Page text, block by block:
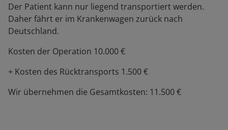
Der Patient kann nur liegend transportiert werden.
Daher fährt er im Krankenwagen zurück nach
Deutschland.
Kosten der Operation 10.000 €
+ Kosten des Rücktransports 1.500 €
Wir übernehmen die Gesamtkosten: 11.500 €